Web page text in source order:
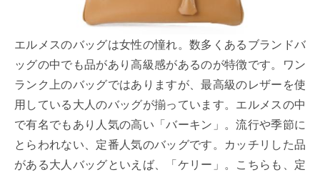
エルメスのバッグは女性の憧れ。数多くあるブランドバ
ッグの中でも品があり高級感があるのが特徴です。ワン
ランク上のバッグではありますが、最高級のレザーを使
用している大人のバッグが揃っています。エルメスの中
で有名でもあり人気の高い「バーキン」。流行や季節に
とらわれない、定番人気のバッグです。カッチリした品
がある大人バッグといえば、「ケリー」。こちらも、定